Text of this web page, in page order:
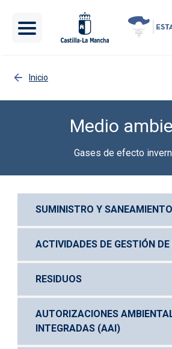
Inicio
Medio
Gases de efecto
SUMINISTRO Y
ACTIVIDADES DE GESTIÓN DE
RESIDUOS
AUTORIZACIONES
INTEGRADAS (AAI)